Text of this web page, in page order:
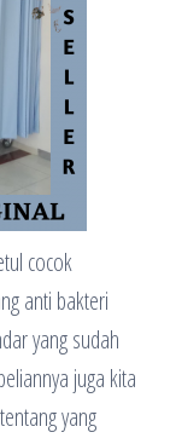
cocok
anti bakteri
yang sudah
juga kita
yang